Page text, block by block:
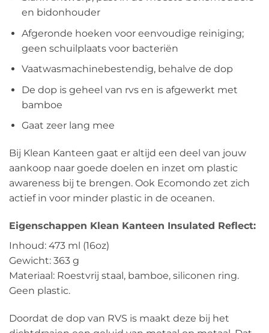
en bidonhouder
Afgeronde hoeken voor eenvoudige reiniging;
geen schuilplaats voor bacteriën
Vaatwasmachinebestendig, behalve de dop
De dop is geheel van rvs en is afgewerkt met
bamboe
Gaat zeer lang mee
Bij Klean Kanteen gaat er altijd een deel van jouw
aankoop naar goede doelen en inzet om plastic
awareness bij te brengen. Ook Ecomondo zet zich
actief in voor minder plastic in de oceanen.
Eigenschappen Klean Kanteen Insulated Reflect:
Inhoud: 473 ml (16oz)
Gewicht: 363 g
Materiaal: Roestvrij staal, bamboe, siliconen ring.
Geen plastic.
Doordat de dop van RVS is maakt deze bij het